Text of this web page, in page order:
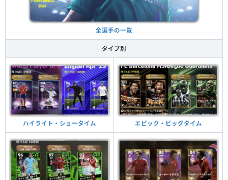
全選手の一覧
タイプ別
ハイライト・ショータイム エピック・ビッグタイム